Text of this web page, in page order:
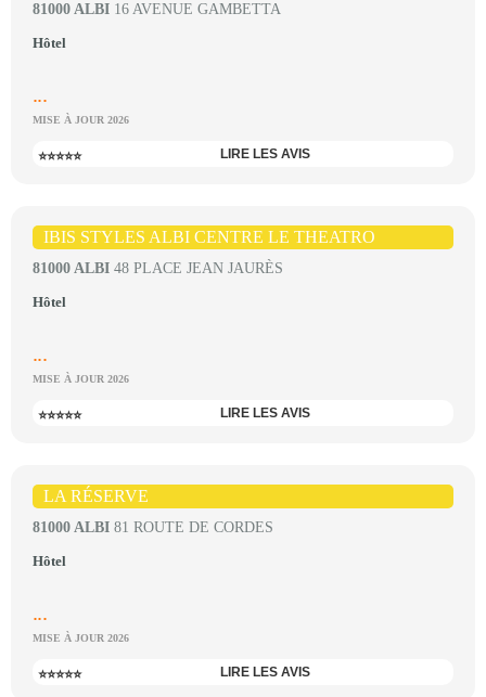
81000 ALBI 16 AVENUE GAMBETTA
Hôtel
...
MISE À JOUR 2026
⭐⭐⭐⭐⭐ LIRE LES AVIS
IBIS STYLES ALBI CENTRE LE THEATRO
81000 ALBI 48 PLACE JEAN JAURÈS
Hôtel
...
MISE À JOUR 2026
⭐⭐⭐⭐⭐ LIRE LES AVIS
LA RÉSERVE
81000 ALBI 81 ROUTE DE CORDES
Hôtel
...
MISE À JOUR 2026
⭐⭐⭐⭐⭐ LIRE LES AVIS